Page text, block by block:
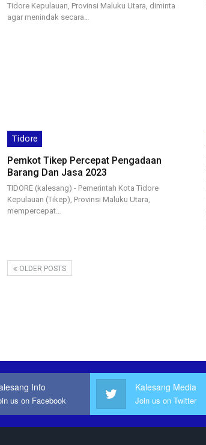
Tidore Kepulauan, Provinsi Maluku Utara, diminta
agar menindak secara…
Tidore
Pemkot Tikep Percepat Pengadaan
Barang Dan Jasa 2023
TIDORE (kalesang) - Pemerintah Kota Tidore
Kepulauan (Tikep), Provinsi Maluku Utara,
mempercepat…
OLDER POSTS
Info
us on Facebook
Kalesang Media
Join us on Twitter